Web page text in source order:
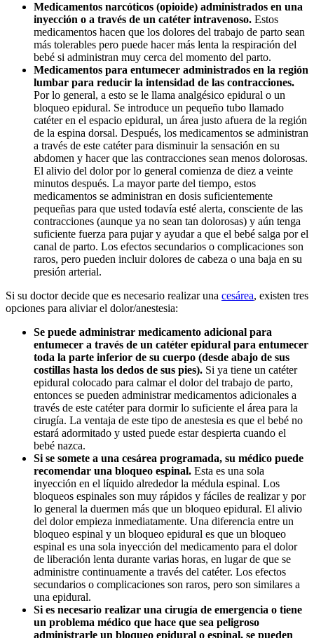
Medicamentos narcóticos (opioide) administrados en una
inyección o a través de un catéter intravenoso. Estos
medicamentos hacen que los dolores del trabajo de parto sean
más tolerables pero puede hacer más lenta la respiración del
bebé si administran muy cerca del momento del parto.
Medicamentos para entumecer administrados en la región
lumbar para reducir la intensidad de las contracciones.
Por lo general, a esto se le llama analgésico epidural o un
bloqueo epidural. Se introduce un pequeño tubo llamado
catéter en el espacio epidural, un área justo afuera de la región
de la espina dorsal. Después, los medicamentos se administran
a través de este catéter para disminuir la sensación en su
abdomen y hacer que las contracciones sean menos dolorosas.
El alivio del dolor por lo general comienza de diez a veinte
minutos después. La mayor parte del tiempo, estos
medicamentos se administran en dosis suficientemente
pequeñas para que usted todavía esté alerta, consciente de las
contracciones (aunque ya no sean tan dolorosas) y aún tenga
suficiente fuerza para pujar y ayudar a que el bebé salga por el
canal de parto. Los efectos secundarios o complicaciones son
raros, pero pueden incluir dolores de cabeza o una baja en su
presión arterial.
Si su doctor decide que es necesario realizar una cesárea, existen tres
opciones para aliviar el dolor/anestesia:
Se puede administrar medicamento adicional para
entumecer a través de un catéter epidural para entumecer
toda la parte inferior de su cuerpo (desde abajo de sus
costillas hasta los dedos de sus pies). Si ya tiene un catéter
epidural colocado para calmar el dolor del trabajo de parto,
entonces se pueden administrar medicamentos adicionales a
través de este catéter para dormir lo suficiente el área para la
cirugía. La ventaja de este tipo de anestesia es que el bebé no
estará adormitado y usted puede estar despierta cuando el
bebé nazca.
Si se somete a una cesárea programada, su médico puede
recomendar una bloqueo espinal. Esta es una sola
inyección en el líquido alrededor la médula espinal. Los
bloqueos espinales son muy rápidos y fáciles de realizar y por
lo general la duermen más que un bloqueo epidural. El alivio
del dolor empieza inmediatamente. Una diferencia entre un
bloqueo espinal y un bloqueo epidural es que un bloqueo
espinal es una sola inyección del medicamento para el dolor
de liberación lenta durante varias horas, en lugar de que se
administre continuamente a través del catéter. Los efectos
secundarios o complicaciones son raros, pero son similares a
una epidural.
Si es necesario realizar una cirugía de emergencia o tiene
un problema médico que hace que sea peligroso
administrarle un bloqueo epidural o espinal, se pueden